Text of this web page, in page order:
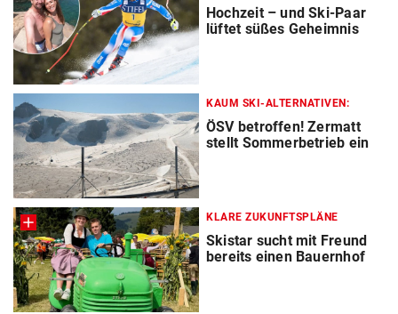
Hochzeit – und Ski-Paar
lüftet süßes Geheimnis
KAUM SKI-ALTERNATIVEN:
ÖSV betroffen! Zermatt
stellt Sommerbetrieb ein
KLARE ZUKUNFTSPLÄNE
Skistar sucht mit Freund
bereits einen Bauernhof